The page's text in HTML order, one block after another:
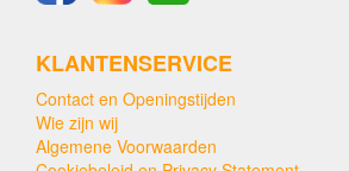
KLANTENSERVICE
Contact en Openingstijden
Wie zijn wij
Algemene Voorwaarden